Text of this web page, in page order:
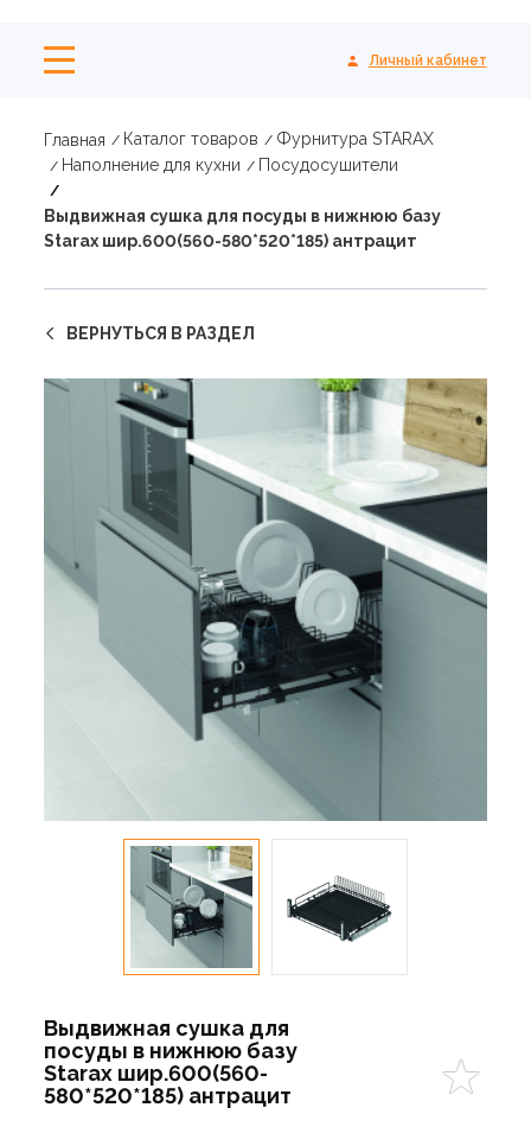
Личный кабинет
Главная Каталог товаров
Фурнитура STARAX
Наполнение для кухни
Посудосушители
Выдвижная сушка для посуды в нижнюю базу
Starax шир.600(560-580*520*185) антрацит
ВЕРНУТЬСЯ В РАЗДЕЛ
Выдвижная сушка для
посуды в нижнюю базу
Starax шир.600(560-
580*520*185) антрацит